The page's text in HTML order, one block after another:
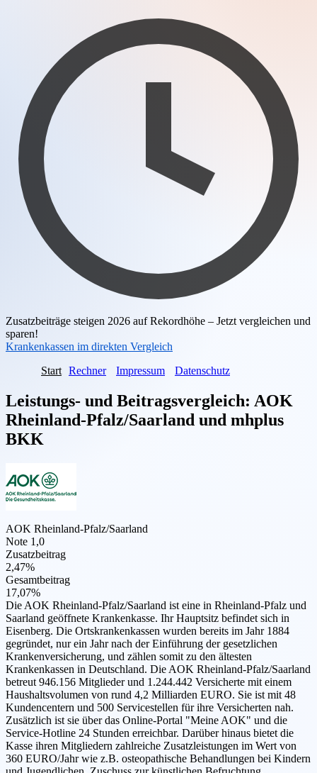
Zusatzbeiträge steigen 2026 auf Rekordhöhe – Jetzt vergleichen und
sparen!
Krankenkassen im direkten Vergleich
Start Rechner Impressum Datenschutz
Leistungs- und Beitragsvergleich: AOK
Rheinland-Pfalz/Saarland und mhplus
BKK
AOK Rheinland-Pfalz/Saarland
Note 1,0
Zusatzbeitrag
2,47%
Gesamtbeitrag
17,07%
Die AOK Rheinland-Pfalz/Saarland ist eine in Rheinland-Pfalz und
Saarland geöffnete Krankenkasse. Ihr Hauptsitz befindet sich in
Eisenberg. Die Ortskrankenkassen wurden bereits im Jahr 1884
gegründet, nur ein Jahr nach der Einführung der gesetzlichen
Krankenversicherung, und zählen somit zu den ältesten
Krankenkassen in Deutschland. Die AOK Rheinland-Pfalz/Saarland
betreut 946.156 Mitglieder und 1.244.442 Versicherte mit einem
Haushaltsvolumen von rund 4,2 Milliarden EURO. Sie ist mit 48
Kundencentern und 500 Servicestellen für ihre Versicherten nah.
Zusätzlich ist sie über das Online-Portal "Meine AOK" und die
Service-Hotline 24 Stunden erreichbar. Darüber hinaus bietet die
Kasse ihren Mitgliedern zahlreiche Zusatzleistungen im Wert von
360 EURO/Jahr wie z.B. osteopathische Behandlungen bei Kindern